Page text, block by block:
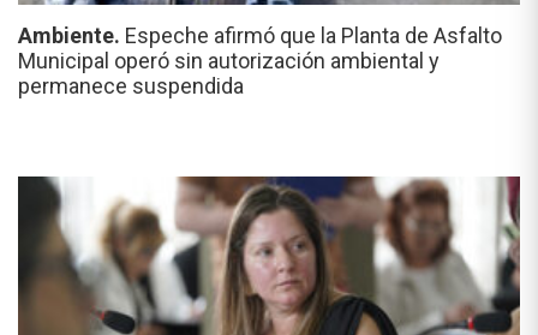
Ambiente. Espeche afirmó que la Planta de Asfalto
Municipal operó sin autorización ambiental y
permanece suspendida